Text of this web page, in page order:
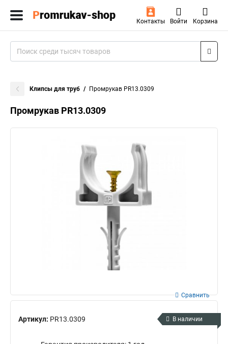
Контакты Войти Корзина
Клипсы для труб Промрукав PR13.0309
Промрукав PR13.0309
Артикул: PR13.0309
Сравнить
В наличии